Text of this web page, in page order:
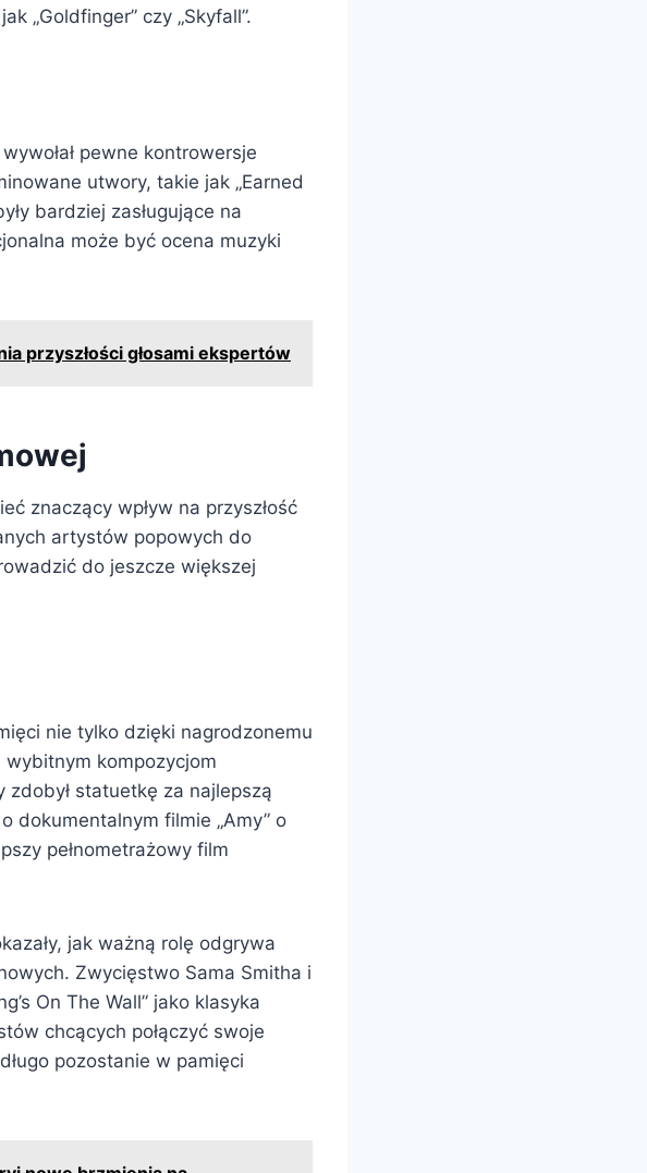
„Goldfinger” czy „Skyfall”.
pewne kontrowersje
utwory, takie jak „Earned
bardziej zasługujące na
może być ocena muzyki
przyszłości głosami ekspertów
znaczący wpływ na przyszłość
artystów popowych do
do jeszcze większej
nie tylko dzięki nagrodzonemu
wybitnym kompozycjom
statuetkę za najlepszą
dokumentalnym filmie „Amy” o
pełnometrażowy film
jak ważną rolę odgrywa
Zwycięstwo Sama Smitha i
On The Wall” jako klasyka
chcących połączyć swoje
pozostanie w pamięci